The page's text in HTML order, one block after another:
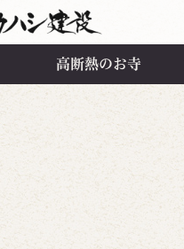
高断熱のお寺